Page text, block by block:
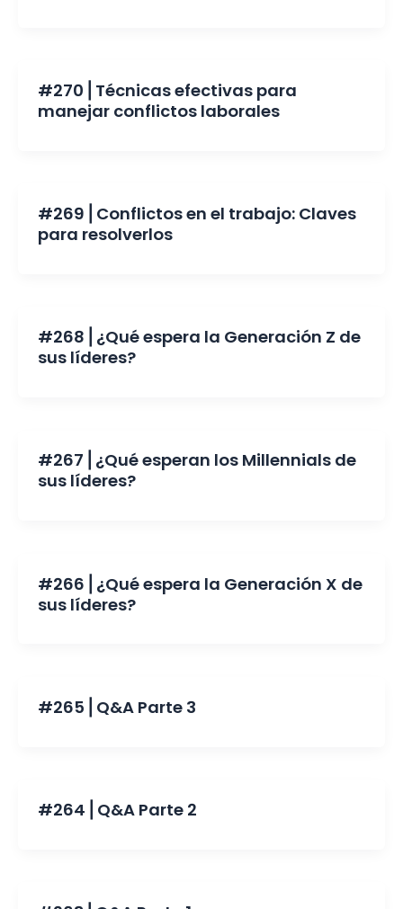
#270 ⎜Técnicas efectivas para
manejar conflictos laborales
#269 ⎜Conflictos en el trabajo: Claves
para resolverlos
#268 ⎜¿Qué espera la Generación Z de
sus líderes?
#267 ⎜¿Qué esperan los Millennials de
sus líderes?
#266 ⎜¿Qué espera la Generación X de
sus líderes?
#265 ⎜Q&A Parte 3
#264 ⎜Q&A Parte 2